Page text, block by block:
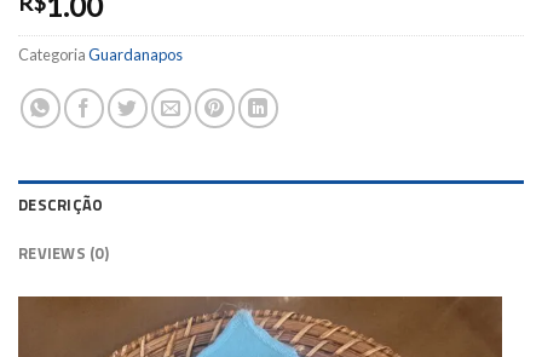
CategoriaGuardanapos
DESCRIÇÃO
REVIEWS (0)